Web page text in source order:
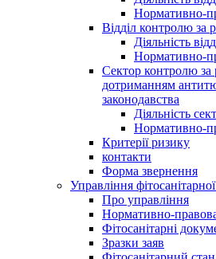
Нормативно-
Відділ контролю за
Діяльність
Нормативно-
Сектор контролю за
дотриманням
законодавства
Діяльність
Нормативно-
Критерії ризику
контакти
Форма звернення
Управління
Про управління
Нормативно-
Фітосанітарні
Зразки заяв